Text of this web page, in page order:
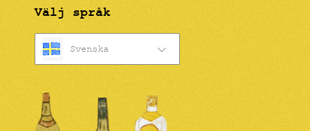
Välj språk
Svenska